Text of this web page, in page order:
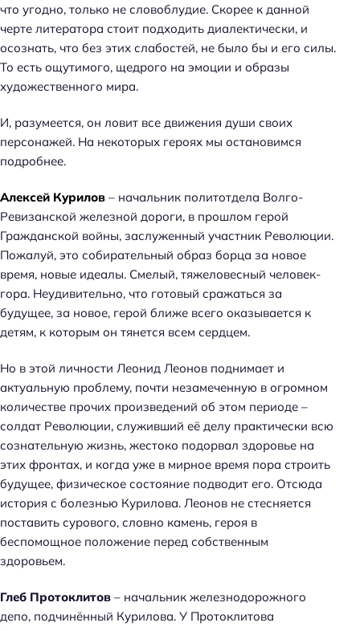
что угодно, только не словоблудие. Скорее к данной
черте литератора стоит подходить диалектически, и
осознать, что без этих слабостей, не было бы и его силы.
То есть ощутимого, щедрого на эмоции и образы
художественного мира.
И, разумеется, он ловит все движения души своих
персонажей. На некоторых героях мы остановимся
подробнее.
Алексей Курилов – начальник политотдела Волго-
Ревизанской железной дороги, в прошлом герой
Гражданской войны, заслуженный участник Революции.
Пожалуй, это собирательный образ борца за новое
время, новые идеалы. Смелый, тяжеловесный человек-
гора. Неудивительно, что готовый сражаться за
будущее, за новое, герой ближе всего оказывается к
детям, к которым он тянется всем сердцем.
Но в этой личности Леонид Леонов поднимает и
актуальную проблему, почти незамеченную в огромном
количестве прочих произведений об этом периоде –
солдат Революции, служивший её делу практически всю
сознательную жизнь, жестоко подорвал здоровье на
этих фронтах, и когда уже в мирное время пора строить
будущее, физическое состояние подводит его. Отсюда
история с болезнью Курилова. Леонов не стесняется
поставить сурового, словно камень, героя в
беспомощное положение перед собственным
здоровьем.
Глеб Протоклитов – начальник железнодорожного
депо, подчинённый Курилова. У Протоклитова